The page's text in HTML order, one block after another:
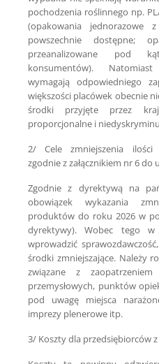
pochodzenia roślinnego np.
(opakowania
powszechnie dostępne;
przeanalizowane pod
konsumentów).
wymagają odpowiedniego
większości placówek obecnie
środki przyjęte przez
proporcjonalne i
2/ Cele zmniejszenia ilości
zgodnie z załącznikiem nr 6 do
Zgodnie z dyrektywą na
obowiązek wykazania
produktów do roku 2026 w
dyrektywy). Wobec tego w
wprowadzić
środki zmniejszające. Należy
związane z
przemysłowych, punktów
pod uwagę miejsca
imprezy plenerowe itp.
3/ Koszty dla przedsiębiorców